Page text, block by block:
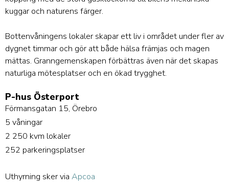
kuggar och naturens färger.
Bottenvåningens lokaler skapar ett liv i området under fler av
dygnet timmar och gör att både hälsa främjas och magen
mättas. Granngemenskapen förbättras även när det skapas
naturliga mötesplatser och en ökad trygghet.
P-hus Österport
Förmansgatan 15, Örebro
5 våningar
2 250 kvm lokaler
252 parkeringsplatser
Uthyrning sker via Apcoa